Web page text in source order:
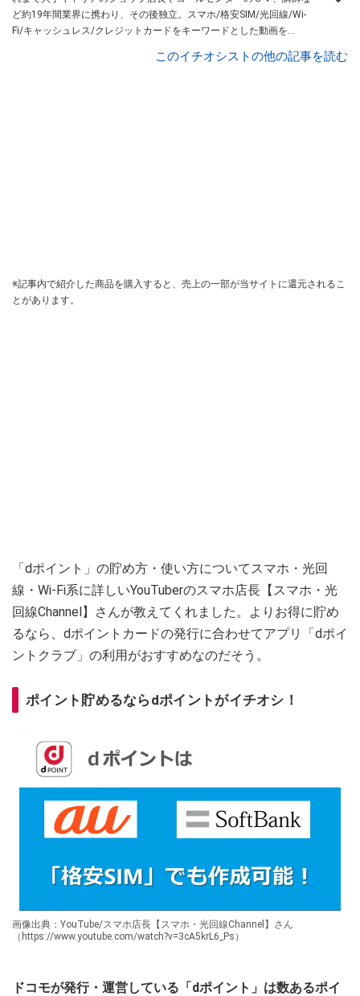
ど約19年間業界に携わり、その後独立。スマホ/格安SIM/光回線/Wi-
Fi/キャッシュレス/クレジットカードをキーワードとした動画を
や「bizSPA!フレッシュ」でライターとしても活躍中。@スマてんはこ
このイチオシストの他の記事を読む
※記事内で紹介した商品を購入すると、売上の一部が当サイトに還元されるこ
とがあります。
「dポイント」の貯め方・使い方についてスマホ・光回
線・Wi-Fi系に詳しいYouTuberのスマホ店長【スマホ・光
回線Channel】さんが教えてくれました。よりお得に貯め
るなら、dポイントカードの発行に合わせてアプリ「dポイ
ントクラブ」の利用がおすすめなのだそう。
ポイント貯めるならdポイントがイチオシ！
画像出典：YouTube/スマホ店長【スマホ・光回線Channel】さん
（https://www.youtube.com/watch?v=3cA5krL6_Ps）
ドコモが発行・運営している「dポイント」は数あるポイ